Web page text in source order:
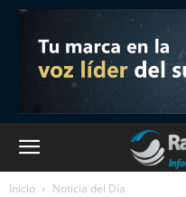
Inicio Noticia del Día